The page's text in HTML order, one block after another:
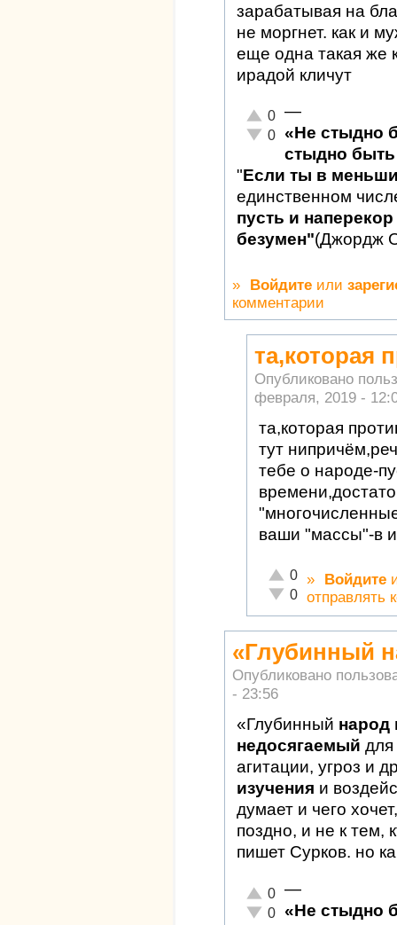
зарабатывая на
не моргнет. как и
еще одна такая же
ирадой кличут
Отлично!
0
Неадекватно!
0
—
«Не стыдно
стыдно быть
"Если ты в
единственном
пусть и
безумен"(Джордж
» Войдите или
комментарии
та,которая
Опубликовано
февраля, 2019 -
та,которая
тут
тебе о народе-
ваши "массы"-в
Отлично!
0
Неадекватно!
0
» Войдите
отправлять
«Глубинный
Опубликовано
- 23:56
«Глубинный народ
недосягаемый для
агитации, угроз и
изучения и
думает и чего
поздно, и не к тем,
пишет Сурков. но
Отлично!
0
Неадекватно!
0
—
«Не стыдно